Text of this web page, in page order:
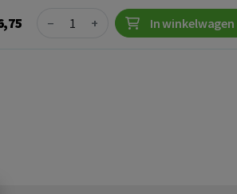
Quantity
− + In winkelwagen